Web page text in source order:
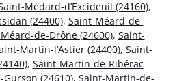
Médard-d’Excideuil (24160),
(24400), Saint-Méard-de-
de-Drône (24600), Saint-
Martin-l’Astier (24400), Saint-
, Saint-Martin-de-Ribérac
(24610), Saint-Martin-de-